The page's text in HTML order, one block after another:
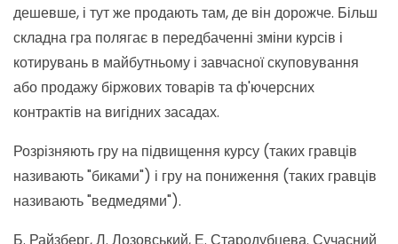
дешевше, і тут же продають там, де він дорожче. Більш
складна гра полягає в передбаченні зміни курсів і
котирувань в майбутньому і завчасної скуповування
або продажу біржових товарів та ф'ючерсних
контрактів на вигідних засадах.
Розрізняють гру на підвищення курсу (таких гравців
називають "биками") і гру на пониження (таких гравців
називають "ведмедями").